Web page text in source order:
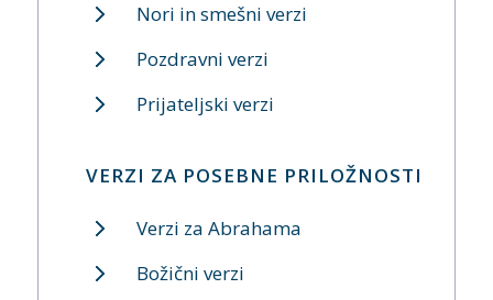
Nori in smešni verzi
Pozdravni verzi
Prijateljski verzi
VERZI ZA POSEBNE PRILOŽNOSTI
Verzi za Abrahama
Božični verzi